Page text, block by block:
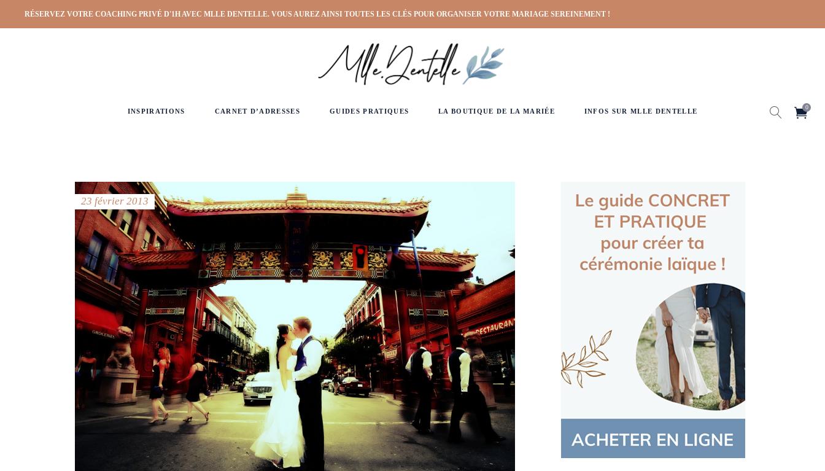
RÉSERVEZ VOTRE COACHING PRIVÉ D'1H AVEC MLLE DENTELLE. VOUS AUREZ AINSI TOUTES LES CLÉS POUR ORGANISER VOTRE MARIAGE SEREINEMENT !
INSPIRATIONS CARNET D’ADRESSES GUIDES PRATIQUES LA BOUTIQUE DE LA MARIÉE INFOS SUR MLLE DENTELLE
0
23 février 2013